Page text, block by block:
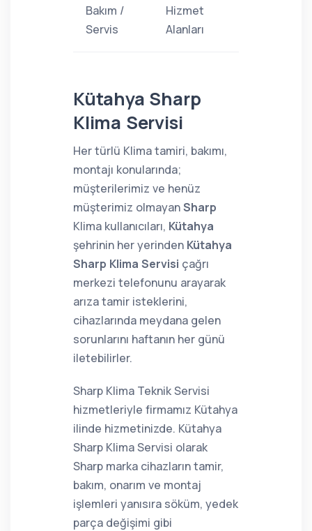
Bakım /
Servis
Hizmet
Alanları
Kütahya Sharp
Klima Servisi
Her türlü Klima tamiri, bakımı,
montajı konularında;
müşterilerimiz ve henüz
müşterimiz olmayanSharp
Klima kullanıcıları, Kütahya
şehrinin her yerinden Kütahya
Sharp Klima Servisi çağrı
merkezi telefonunu arayarak
arıza tamir isteklerini,
cihazlarında meydana gelen
sorunlarını haftanın her günü
iletebilirler.
Sharp Klima Teknik Servisi
hizmetleriyle firmamız Kütahya
ilinde hizmetinizde. Kütahya
Sharp Klima Servisi olarak
Sharp marka cihazların tamir,
bakım, onarım ve montaj
işlemleri yanısıra söküm, yedek
parça değişimi gibi